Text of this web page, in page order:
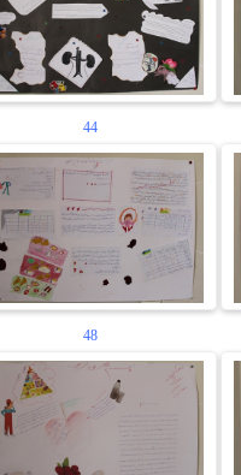
44
48